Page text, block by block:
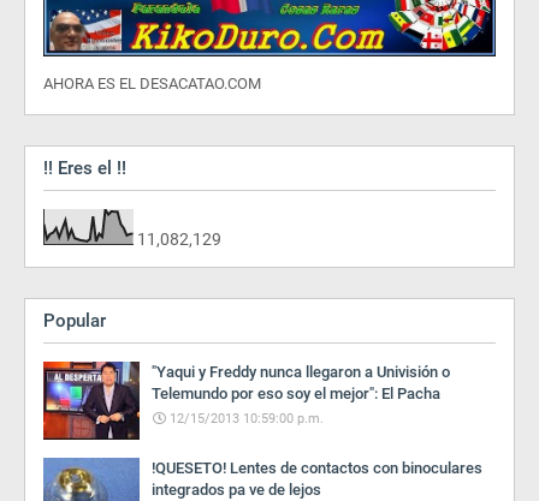
AHORA ES EL DESACATAO.COM
!! Eres el !!
11,082,129
Popular
"Yaqui y Freddy nunca llegaron a Univisión o
Telemundo por eso soy el mejor": El Pacha
12/15/2013 10:59:00 p.m.
!QUESETO! Lentes de contactos con binoculares
integrados pa ve de lejos